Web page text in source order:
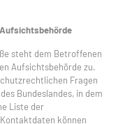
steht dem Betroffenen
Aufsichtsbehörde zu.
Fragen
Bundeslandes, in dem
Liste der
können